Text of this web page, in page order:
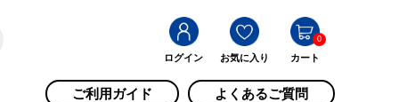
ログイン お気に入り カート
0
ご利用ガイド よくあるご質問